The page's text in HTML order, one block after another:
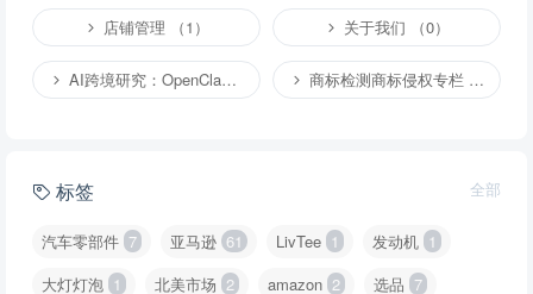
店铺管理 （1） 关于我们 （0）
AI跨境研究：OpenClaw小龙虾等应用 （2） 商标检测商标侵权专栏 （1）
标签 全部
汽车零部件 7 亚马逊 61 LivTee 1 发动机 1
大灯灯泡 1 北美市场 2 amazon 2 选品 7